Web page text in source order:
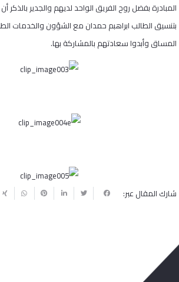
المبادرة بفضل روح الفريق الواحد لديهم والجدير بالذكر
بتنسيق الطالب ابراهبم حمدان مع الشؤون والخدمات
المساق وأبدوا سعادتهم بالمشاركة بها.
شارك المقال عبر: